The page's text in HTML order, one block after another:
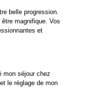
belle progression.
magnifique. Vos
et
mon séjour chez
le réglage de mon